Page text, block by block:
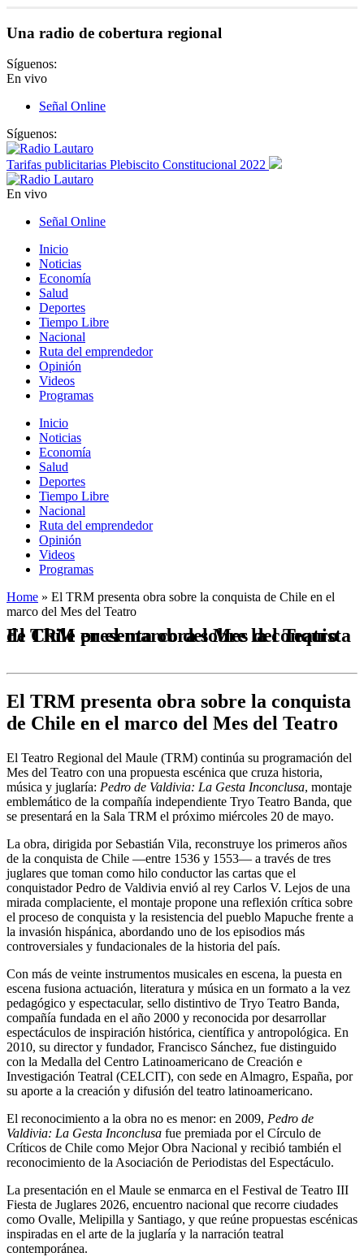
Una radio de cobertura regional
Síguenos:
En vivo
Señal Online
Síguenos:
Tarifas publicitarias Plebiscito Constitucional 2022
En vivo
Señal Online
Inicio
Noticias
Economía
Salud
Deportes
Tiempo Libre
Nacional
Ruta del emprendedor
Opinión
Videos
Programas
Inicio
Noticias
Economía
Salud
Deportes
Tiempo Libre
Nacional
Ruta del emprendedor
Opinión
Videos
Programas
Home » El TRM presenta obra sobre la conquista de Chile en el
marco del Mes del Teatro
El TRM presenta obra sobre la conquista de Chile en el marco del Mes del Teatro
El TRM presenta obra sobre la conquista
de Chile en el marco del Mes del Teatro
El Teatro Regional del Maule (TRM) continúa su programación del
Mes del Teatro con una propuesta escénica que cruza historia,
música y juglaría: Pedro de Valdivia: La Gesta Inconclusa, montaje
emblemático de la compañía independiente Tryo Teatro Banda, que
se presentará en la Sala TRM el próximo miércoles 20 de mayo.
La obra, dirigida por Sebastián Vila, reconstruye los primeros años
de la conquista de Chile —entre 1536 y 1553— a través de tres
juglares que toman como hilo conductor las cartas que el
conquistador Pedro de Valdivia envió al rey Carlos V. Lejos de una
mirada complaciente, el montaje propone una reflexión crítica sobre
el proceso de conquista y la resistencia del pueblo Mapuche frente a
la invasión hispánica, abordando uno de los episodios más
controversiales y fundacionales de la historia del país.
Con más de veinte instrumentos musicales en escena, la puesta en
escena fusiona actuación, literatura y música en un formato a la vez
pedagógico y espectacular, sello distintivo de Tryo Teatro Banda,
compañía fundada en el año 2000 y reconocida por desarrollar
espectáculos de inspiración histórica, científica y antropológica. En
2010, su director y fundador, Francisco Sánchez, fue distinguido
con la Medalla del Centro Latinoamericano de Creación e
Investigación Teatral (CELCIT), con sede en Almagro, España, por
su aporte a la creación y difusión del teatro latinoamericano.
El reconocimiento a la obra no es menor: en 2009, Pedro de
Valdivia: La Gesta Inconclusa fue premiada por el Círculo de
Críticos de Chile como Mejor Obra Nacional y recibió también el
reconocimiento de la Asociación de Periodistas del Espectáculo.
La presentación en el Maule se enmarca en el Festival de Teatro III
Fiesta de Juglares 2026, encuentro nacional que recorre ciudades
como Ovalle, Melipilla y Santiago, y que reúne propuestas escénicas
inspiradas en el arte de la juglaría y la narración teatral
contemporánea.